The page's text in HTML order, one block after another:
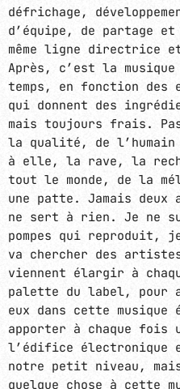
défrichage,
d’équipe, de partage
même ligne directrice
Après, c’est la
temps, en fonction des
qui donnent des
mais toujours frais.
la qualité, de
à elle, la rave, la
tout le monde, de la
une patte. Jamais
ne sert à rien. Je ne
pompes qui reproduit,
va chercher des
viennent élargir à
palette du label, pour
eux dans cette
apporter à chaque
l’édifice électronique
notre petit niveau,
quelque chose à cette